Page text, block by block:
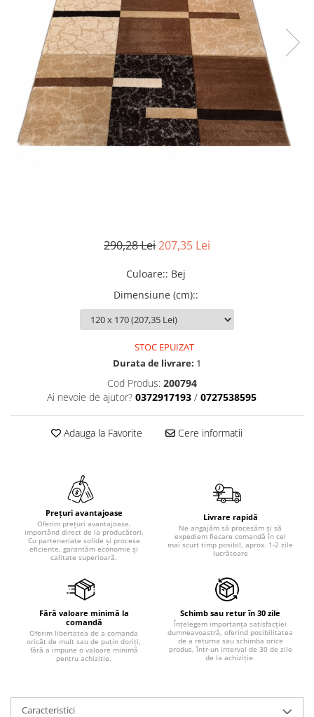
290,28 Lei207,35 Lei
Culoare:: Bej
Dimensiune (cm)::
STOC EPUIZAT
Durata de livrare: 1
Cod Produs: 200794
Ai nevoie de ajutor? 0372917193 / 0727538595
Adauga la Favorite Cere informatii
Prețuri avantajoase
Oferim prețuri avantajoase,
importând direct de la producători.
Cu parteneriate solide și procese
eficiente, garantăm economie și
calitate superioară.
Livrare rapidă
Ne angajăm să procesăm și să
expediem fiecare comandă în cel
mai scurt timp posibil, aprox. 1-2 zile
lucrătoare
Fără valoare minimă la
comandă
Oferim libertatea de a comanda
oricât de mult sau de puțin doriți,
fără a impune o valoare minimă
pentru achiziție.
Schimb sau retur în 30 zile
Înțelegem importanța satisfacției
dumneavoastră, oferind posibilitatea
de a returna sau schimba orice
produs, într-un interval de 30 de zile
de la achiziție.
Caracteristici